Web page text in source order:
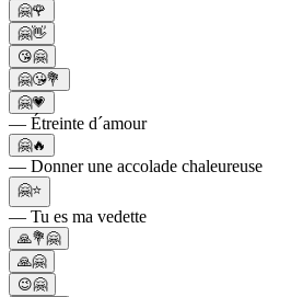
🤗🌹
🤗👋
😘🤗
🤗😘💐
🤗💗
— Étreinte d´amour
🤗🔥
— Donner une accolade chaleureuse
🤗⭐
— Tu es ma vedette
🙏💐🤗
🙏🤗
😉🤗